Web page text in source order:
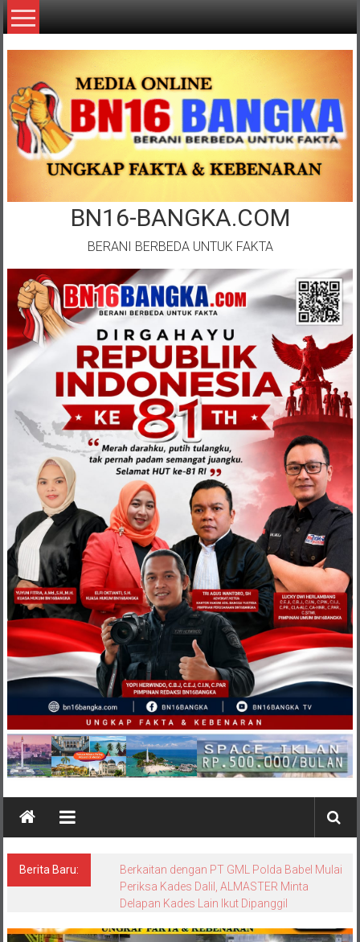
Lompat
ke
BN16-BANGKA.COM
BERANI BERBEDA UNTUK FAKTA
Berita Baru:
Surat Resmi Jejaring Media Dewan Pers:
Radakbabel.com Terbukti Langgar Kode Etik
Jurnalistik dalam Pemberitaan Tin Slag